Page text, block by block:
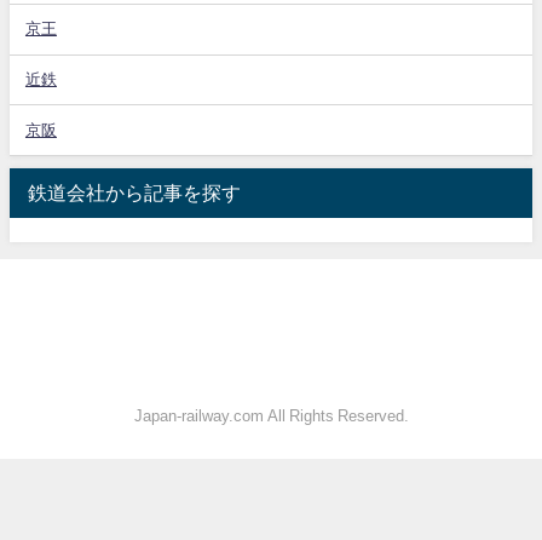
京王
近鉄
京阪
鉄道会社から記事を探す
Japan-railway.com All Rights Reserved.